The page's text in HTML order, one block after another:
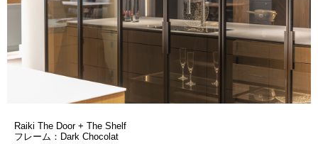
Raiki The Door + The Shelf
フレーム：Dark Chocolat